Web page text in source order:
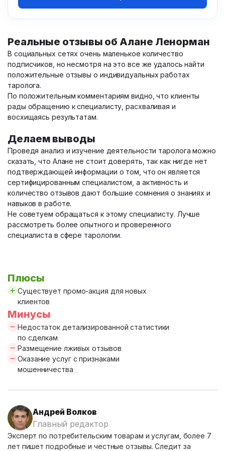
Реальные отзывы об Алане Ленорман
В социальных сетях очень маленькое количество
подписчиков, но несмотря на это все же удалось найти
положительные отзывы о индивидуальных работах
таролога.
По положительным комментариям видно, что клиенты
рады обращению к специалисту, расхваливая и
восхищаясь результатам.
Делаем выводы
Проведя анализ и изучение деятельности таролога можно
сказать, что Алане не стоит доверять, так как нигде нет
подтверждающей информации о том, что он является
сертифицированным специалистом, а активность и
количество отзывов дают большие сомнения о знаниях и
навыков в работе.
Не советуем обращаться к этому специалисту. Лучше
рассмотреть более опытного и проверенного
специалиста в сфере тарологии.
Плюсы
Существует промо-акция для новых
клиентов
Минусы
Недостаток детализированной статистики
по сделкам
Размещение лживых отзывов
Оказание услуг с признаками
мошенничества
Андрей Волков
Главный редактор
Эксперт по потребительским товарам и услугам, более 7
лет пишет подробные и честные отзывы. Следит за